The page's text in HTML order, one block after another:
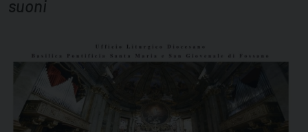
suoni